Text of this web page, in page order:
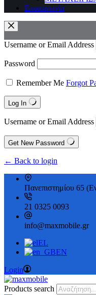
Επικοινωνία
Username or Email Address
Password
Remember Me Forgot
Log In
Username or Email Address
Get New Password
← Back to login
Πανεπιστημίου 65
21 0325 0093
info@maxmobile.gr
EL
EN
Login
Products search